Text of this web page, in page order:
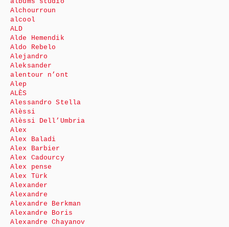
Alchourroun
alcool
ALD
Alde Hemendik
Aldo Rebelo
Alejandro
Aleksander
alentour n’ont
Alep
ALÈS
Alessandro Stella
Alèssi
Alèssi Dell’Umbria
Alex
Alex Baladi
Alex Barbier
Alex Cadourcy
Alex pense
Alex Türk
Alexander
Alexandre
Alexandre Berkman
Alexandre Boris
Alexandre Chayanov